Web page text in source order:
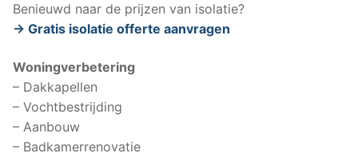
Benieuwd naar de prijzen van isolatie?
-> Gratis isolatie offerte aanvragen
Woningverbetering
– Dakkapellen
– Vochtbestrijding
– Aanbouw
– Badkamerrenovatie